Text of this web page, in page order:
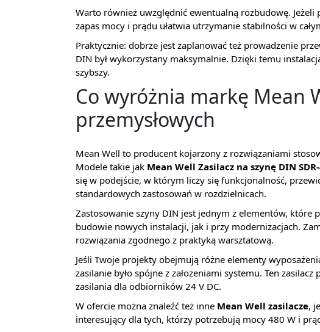
Warto również uwzględnić ewentualną rozbudowę. Jeżeli
zapas mocy i prądu ułatwia utrzymanie stabilności w
Praktycznie: dobrze jest zaplanować też prowadzenie
DIN był wykorzystany maksymalnie. Dzięki temu
szybszy.
Co wyróżnia markę Mean
przemysłowych
Mean Well to producent kojarzony z rozwiązaniami
Modele takie jak Mean Well Zasilacz na szynę DIN
się w podejście, w którym liczy się funkcjonalność,
standardowych zastosowań w rozdzielnicach.
Zastosowanie szyny DIN jest jednym z elementów, które
budowie nowych instalacji, jak i przy modernizacjach.
rozwiązania zgodnego z praktyką warsztatową.
Jeśli Twoje projekty obejmują różne elementy
zasilanie było spójne z założeniami systemu. Ten
zasilania dla odbiorników 24 V DC.
W ofercie można znaleźć też inne Mean Well zasilacze,
interesujący dla tych, którzy potrzebują mocy 480 W i